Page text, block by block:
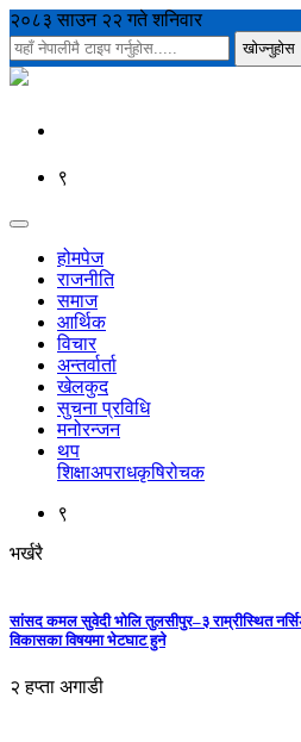
२०८३ साउन २२ गते शनिवार
९
होमपेज
राजनीति
समाज
आर्थिक
विचार
अन्तर्वार्ता
खेलकुद
सुचना प्रविधि
मनोरन्जन
थप
शिक्षाअपराधकृषिरोचक
९
भर्खरै
सांसद कमल सुवेदी भोलि तुलसीपुर–३ राम्रीस्थित
विकासका विषयमा भेटघाट हुने
२ हप्ता अगाडी